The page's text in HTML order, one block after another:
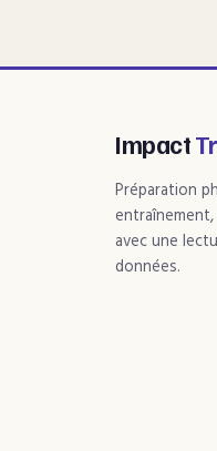
Impact
Préparation
avec une
données.